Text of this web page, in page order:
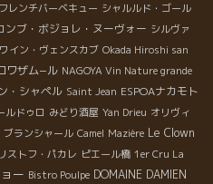
フレンチバーベキュー シャルルド・ゴール
ンブ・ボジョレ・ヌーヴォー シルヴァ
ワイン・ヴェンスカブ Okada Hiroshi san
ワザム−ル NAGOYA Vin Nature grande
・シャペル Saint Jean ESPOAナカモト
ルドゥロ みどり酒屋 Yan Drieu オリヴィ
ランシャール Camel Mazière Le Clown
ストフ・パカレ ピエール橋 1er Cru La
ー Bistro Poulpe DOMAINE DAMIEN